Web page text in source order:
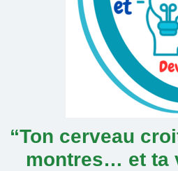
“Ton cerveau
montres… et ta